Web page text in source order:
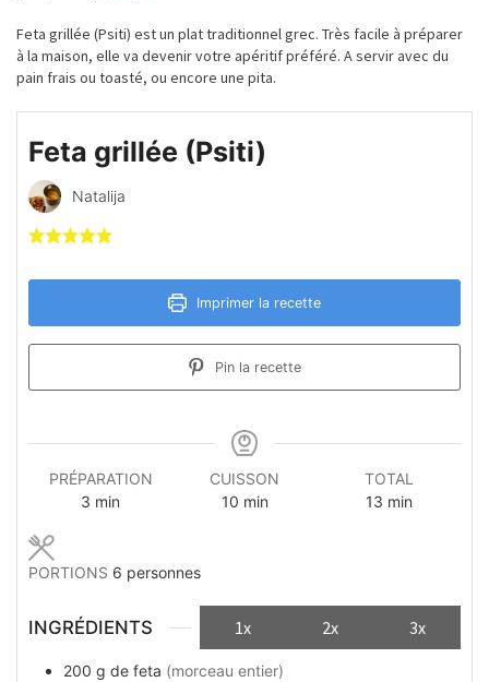
Feta grillée (Psiti) est un plat traditionnel grec. Très facile à préparer
à la maison, elle va devenir votre apéritif préféré. A servir avec du
pain frais ou toasté, ou encore une pita.
Feta grillée (Psiti)
Natalija
Imprimer la recette
Pin la recette
PRÉPARATION
3 minutes
min
CUISSON
10minutes
min
TOTAL
13minutes
min
PORTIONS 6 personnes
INGRÉDIENTS 1x 2x 3x
200 g de feta (morceau entier)